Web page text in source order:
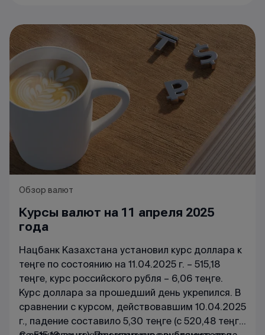
Обзор валют
Курсы валют на 11 апреля 2025
года
Нацбанк Казахстана установил курс доллара к
теңге по состоянию на 11.04.2025 г. – 515,18
теңге, курс российского рубля – 6,06 теңге.
Курс доллара за прошедший день укрепился. В
сравнении с курсом, действовавшим 10.04.2025
г., падение составило 5,30 теңге (с 520,48 теңге